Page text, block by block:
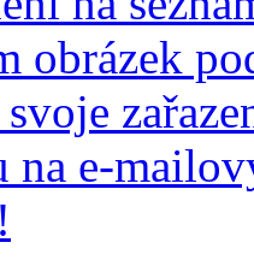
obrázek
e-